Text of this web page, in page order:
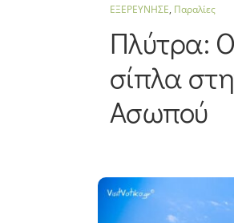
ΕΞΕΡΕΥΝΗΣΕ, Παραλίες
Πλύτρα:
σίπλα
Ασωπού